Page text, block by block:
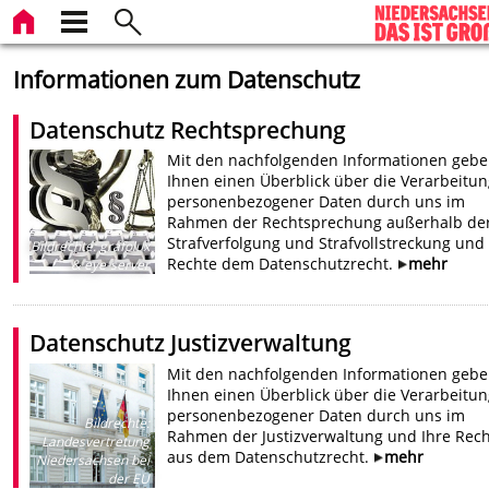
Informationen zum Datenschutz
Datenschutz Rechtsprechung
Bildrechte:grafolux
& eye-server
Mit den nachfolgenden Informationen
Ihnen einen Überblick über die
personenbezogener Daten durch uns im
Rahmen der Rechtsprechung außerhalb
Strafverfolgung und Strafvollstreckung und
Rechte dem Datenschutzrecht.
mehr
Datenschutz Justizverwaltung
Bildrechte:
Landesvertretung
Niedersachsen bei
der EU
Mit den nachfolgenden Informationen
Ihnen einen Überblick über die
personenbezogener Daten durch uns im
Rahmen der Justizverwaltung und Ihre
aus dem Datenschutzrecht.
mehr